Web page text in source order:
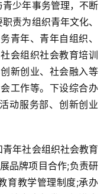
少年事务管理，不断
责为组织青年文化、
青年、青年自组织、
会组织社会教育培训
新创业、社会融入等
工作等。下设综合办
动服务部、创新创业
年社会组织社会教育
品牌项目合作;负责研
育教学管理制度;承办